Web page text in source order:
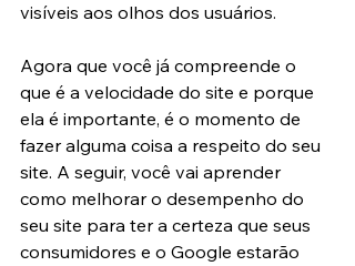
visíveis aos olhos dos usuários.
Agora que você já compreende o
que é a velocidade do site e porque
ela é importante, é o momento de
fazer alguma coisa a respeito do seu
site. A seguir, você vai aprender
como melhorar o desempenho do
seu site para ter a certeza que seus
consumidores e o Google estarão